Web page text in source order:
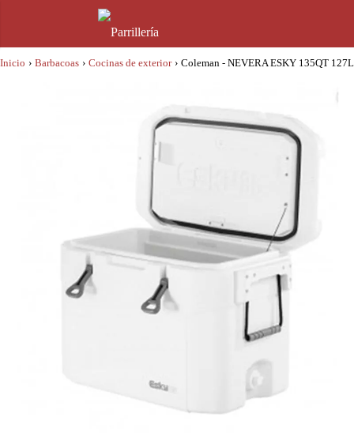
Inicio › Barbacoas › Cocinas de exterior › Coleman - NEVERA ESKY 135QT 127L